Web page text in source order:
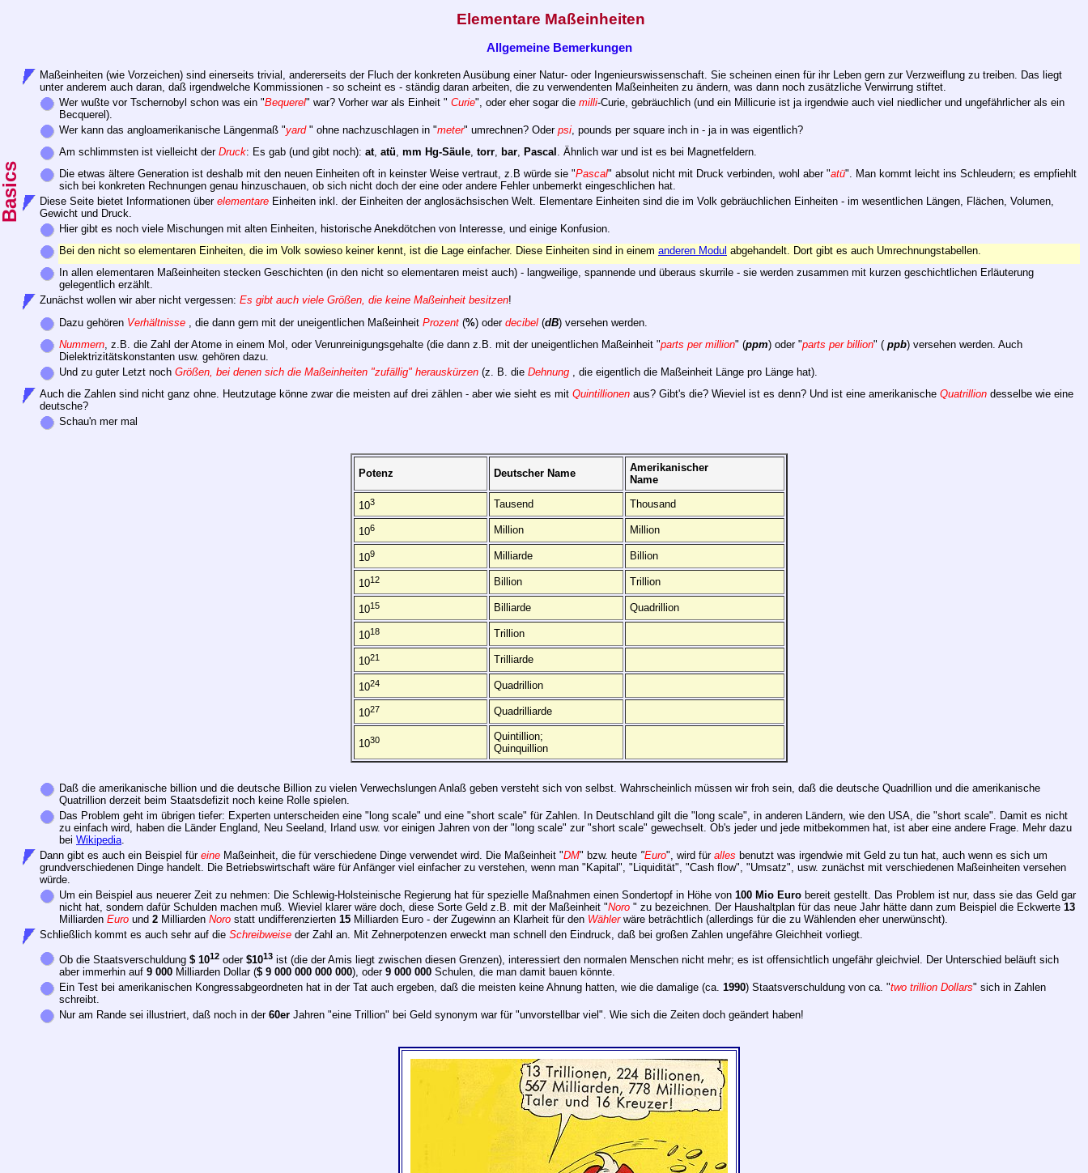
Elementare Maßeinheiten
Allgemeine Bemerkungen
Maßeinheiten (wie Vorzeichen) sind einerseits trivial, andererseits der Fluch der konkreten Ausübung einer Natur- oder Ingenieurswissenschaft. Sie scheinen einen für ihr Leben gern zur Verzweiflung zu treiben. Das liegt
unter anderem auch daran, daß irgendwelche Kommissionen - so scheint es - ständig daran arbeiten, die zu verwendenten Maßeinheiten zu ändern, was dann noch zusätzliche Verwirrung stiftet.
Wer wußte vor Tschernobyl schon was ein "Bequerel" war? Vorher war als Einheit " Curie", oder eher sogar die milli-Curie, gebräuchlich (und ein Millicurie ist ja irgendwie auch viel niedlicher und ungefährlicher als ein
Becquerel).
Wer kann das angloamerikanische Längenmaß "yard " ohne nachzuschlagen in "meter" umrechnen? Oder psi , pounds per square inch in - ja in was eigentlich?
Am schlimmsten ist vielleicht der Druck: Es gab (und gibt noch): at, atü mm Hg-Säule torr bar Pascal . Ähnlich war und ist es bei Magnetfeldern.
Die etwas ältere Generation ist deshalb mit den neuen Einheiten oft in keinster Weise vertraut, z.B würde sie "Pascal" absolut nicht mit Druck verbinden, wohl aber "atü". Man kommt leicht ins Schleudern; es empfiehlt
sich bei konkreten Rechnungen genau hinzuschauen, ob sich nicht doch der eine oder andere Fehler unbemerkt eingeschlichen hat.
Diese Seite bietet Informationen über elementare Einheiten inkl. der Einheiten der anglosächsischen Welt. Elementare Einheiten sind die im Volk gebräuchlichen Einheiten - im wesentlichen Längen, Flächen, Volumen,
Gewicht und Druck.
Hier gibt es noch viele Mischungen mit alten Einheiten, historische Anekdötchen von Interesse, und einige Konfusion.
Bei den nicht so elementaren Einheiten, die im Volk sowieso keiner kennt, ist die Lage einfacher. Diese Einheiten sind in einem anderen Modul abgehandelt. Dort gibt es auch Umrechnungstabellen.
In allen elementaren Maßeinheiten stecken Geschichten (in den nicht so elementaren meist auch) - langweilige, spannende und überaus skurrile - sie werden zusammen mit kurzen geschichtlichen Erläuterung
gelegentlich erzählt.
Zunächst wollen wir aber nicht vergessen: Es gibt auch viele Größen, die keine Maßeinheit besitzen!
Dazu gehören Verhältnisse , die dann gern mit der uneigentlichen Maßeinheit Prozent (%) oder decibel (dB) versehen werden.
Nummern , z.B. die Zahl der Atome in einem Mol, oder Verunreinigungsgehalte (die dann z.B. mit der uneigentlichen Maßeinheit "parts per million" (ppm) oder "parts per billion" ( ppb) versehen werden. Auch
Dielektrizitätskonstanten usw. gehören dazu.
Und zu guter Letzt noch Größen, bei denen sich die Maßeinheiten "zufällig" herauskürzen (z. B. die Dehnung
, die eigentlich die Maßeinheit Länge pro Länge hat).
Auch die Zahlen sind nicht ganz ohne. Heutzutage könne zwar die meisten auf drei zählen - aber wie sieht es mit Quintillionen aus? Gibt's die? Wieviel ist es denn? Und ist eine amerikanische Quatrillion desselbe wie eine
deutsche?
Schau'n mer mal
Potenz Deutscher Name
Amerikanischer
Name
103 Tausend Thousand
106 Million Million
109 Milliarde Billion
1012 Billion Trillion
1015 Billiarde Quadrillion
1018 Trillion
1021 Trilliarde
1024 Quadrillion
1027 Quadrilliarde
1030
Quintillion;
Quinquillion
Daß die amerikanische billion und die deutsche Billion zu vielen Verwechslungen Anlaß geben versteht sich von selbst. Wahrscheinlich müssen wir froh sein, daß die deutsche Quadrillion und die amerikanische
Quatrillion derzeit beim Staatsdefizit noch keine Rolle spielen.
Das Problem geht im übrigen tiefer: Experten unterscheiden eine "long scale" und eine "short scale" für Zahlen. In Deutschland gilt die "long scale", in anderen Ländern, wie den USA, die "short scale". Damit es nicht
zu einfach wird, haben die Länder England, Neu Seeland, Irland usw. vor einigen Jahren von der "long scale" zur "short scale" gewechselt. Ob's jeder und jede mitbekommen hat, ist aber eine andere Frage. Mehr dazu
bei Wikipedia
Dann gibt es auch ein Beispiel für eine Maßeinheit, die für verschiedene Dinge verwendet wird. Die Maßeinheit "DM" bzw. heute "Euro", wird für alles benutzt was irgendwie mit Geld zu tun hat, auch wenn es sich um
grundverschiedenen Dinge handelt. Die Betriebswirtschaft wäre für Anfänger viel einfacher zu verstehen, wenn man "Kapital", "Liquidität", "Cash flow", "Umsatz", usw. zunächst mit verschiedenen Maßeinheiten versehen
würde.
Um ein Beispiel aus neuerer Zeit zu nehmen: Die Schlewig-Holsteinische Regierung hat für spezielle Maßnahmen einen Sondertopf in Höhe von 100 Mio Euro bereit gestellt. Das Problem ist nur, dass sie das Geld gar
nicht hat, sondern dafür Schulden machen muß. Wieviel klarer wäre doch, diese Sorte Geld z.B. mit der Maßeinheit "Noro " zu bezeichnen. Der Haushaltplan für das neue Jahr hätte dann zum Beispiel die Eckwerte 13
Milliarden Euro und 2 Milliarden Noro statt undifferenzierten 15 Milliarden Euro - der Zugewinn an Klarheit für den Wählerwäre beträchtlich (allerdings für die zu Wählenden eher unerwünscht).
Schließlich kommt es auch sehr auf die Schreibweise der Zahl an. Mit Zehnerpotenzen erweckt man schnell den Eindruck, daß bei großen Zahlen ungefähre Gleichheit vorliegt.
Ob die Staatsverschuldung $ 1012 oder $1013 ist (die der Amis liegt zwischen diesen Grenzen), interessiert den normalen Menschen nicht mehr; es ist offensichtlich ungefähr gleichviel. Der Unterschied beläuft sich
aber immerhin auf 9 000 Milliarden Dollar ($ 9 000 000 000 000), oder 9 000 000 Schulen, die man damit bauen könnte.
Ein Test bei amerikanischen Kongressabgeordneten hat in der Tat auch ergeben, daß die meisten keine Ahnung hatten, wie die damalige (ca. 1990) Staatsverschuldung von ca. "two trillion Dollars" sich in Zahlen
schreibt.
Nur am Rande sei illustriert, daß noch in der 60er Jahren "eine Trillion" bei Geld synonym war für "unvorstellbar viel". Wie sich die Zeiten doch geändert haben!